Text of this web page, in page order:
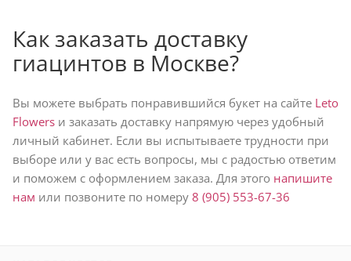
Как заказать доставку
гиацинтов в Москве?
Вы можете выбрать понравившийся букет на сайте Leto
Flowers и заказать доставку напрямую через удобный
личный кабинет. Если вы испытываете трудности при
выборе или у вас есть вопросы, мы с радостью ответим
и поможем с оформлением заказа. Для этого напишите
нам или позвоните по номеру 8 (905) 553-67-36